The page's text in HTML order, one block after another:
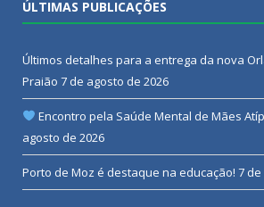
ÚLTIMAS PUBLICAÇÕES
Últimos detalhes para a entrega da nova
Praião 7 de agosto de 2026
Encontro pela Saúde Mental de Mães
agosto de 2026
Porto de Moz é destaque na educação! 7